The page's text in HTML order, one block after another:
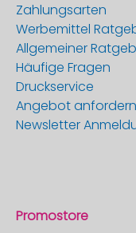
Zahlungsarten
Werbemittel
Allgemeiner
Häufige Fragen
Druckservice
Angebot anfordern
Newsletter
Promostore